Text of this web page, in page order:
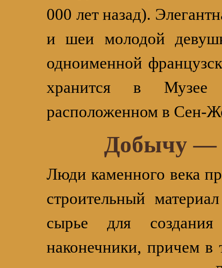
000 лет назад).
и шеи молодой
одноименной
хранится в Музее
расположенном в Сен-
Добычу —
Люди каменного века
строительный
сырье для
наконечники, причем в